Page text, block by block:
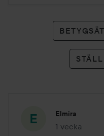
Elmira
1 vecka
Inlägget